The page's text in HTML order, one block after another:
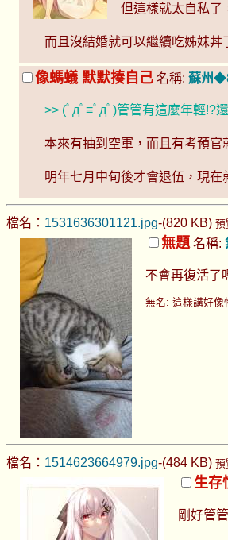
但這樣就太自私了
而且沒結婚就可以繼續吃姊妹
像螞蟻 默默揍自己 名稱: 蘇州
>> (ﾟдﾟ≡ﾟдﾟ)管管有這麼年輕!?
本來有抽到空軍，而且有考預
明年七月中旬後才會退伍，現
檔名： 1531636301121.jpg-(820 KB) 預
無題名稱:
不會再復活了
無名: 這樣講好像
檔名： 1514623664979.jpg-(484 KB) 預
生存
剛好管